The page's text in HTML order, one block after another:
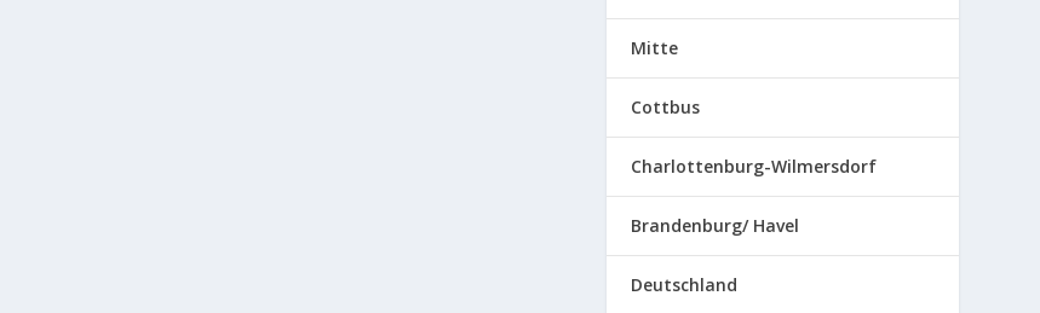
Mitte
Cottbus
Charlottenburg-Wilmersdorf
Brandenburg/ Havel
Deutschland